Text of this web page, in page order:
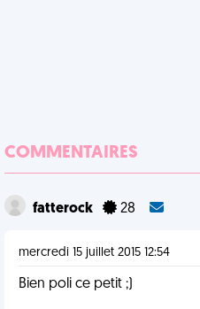
COMMENTAIRES
fatterock 28
mercredi 15 juillet 2015 12:54
Bien poli ce petit ;)